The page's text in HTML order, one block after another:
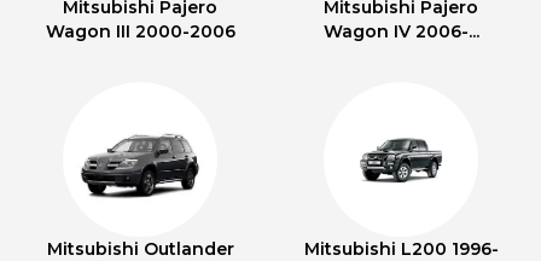
Mitsubishi Pajero
Wagon III 2000-2006
Mitsubishi Pajero
Wagon IV 2006-...
Mitsubishi Outlander
Mitsubishi L200 1996-